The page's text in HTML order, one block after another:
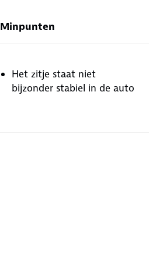
Minpunten
Het zitje staat niet
bijzonder stabiel in de auto